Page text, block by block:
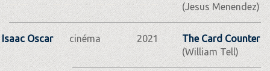
(Jesus Menendez)
Isaac Oscar cinéma 2021
The Card Counter
(William Tell)